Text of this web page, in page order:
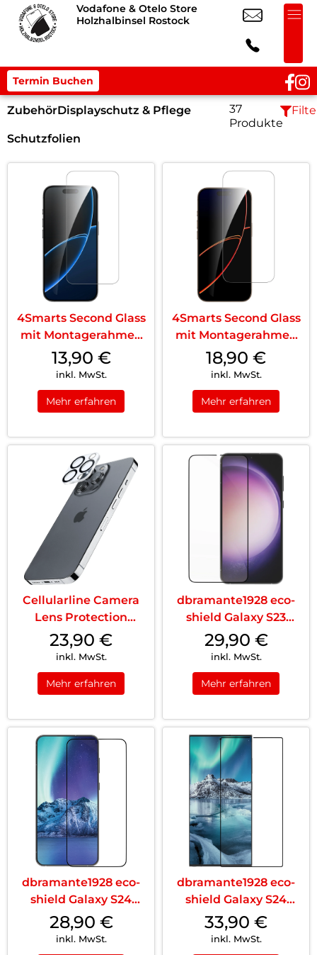
Vodafone & Otelo Store
Holzhalbinsel Rostock
Termin Buchen
ZubehörDisplayschutz & Pflege
Schutzfolien
37
Produkte
4Smarts Second Glass
mit Montagerahmen
iPhone 17 Air
Transparent
13,90 €
inkl. MwSt.
Mehr erfahren
4Smarts Second Glass
mit Montagerahmen
iPhone 17 Pro
Transparent
18,90 €
inkl. MwSt.
Mehr erfahren
Cellularline Camera
Lens Protection
iPhone 16 Pro/16 Pro
Max Clear
23,90 €
inkl. MwSt.
Mehr erfahren
dbramante1928 eco-
shield Galaxy S23
Schwarz
29,90 €
inkl. MwSt.
Mehr erfahren
dbramante1928 eco-
shield Galaxy S24
Schwarz
28,90 €
inkl. MwSt.
dbramante1928 eco-
shield Galaxy S24
Ultra Schwarz
33,90 €
inkl. MwSt.